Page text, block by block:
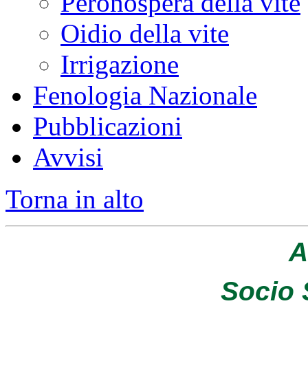
Oidio della vite
Irrigazione
Fenologia Nazionale
Pubblicazioni
Avvisi
Torna in alto
Socio